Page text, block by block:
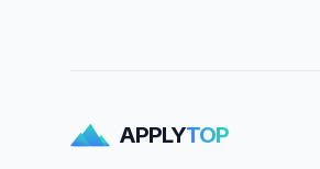
APPLYTOP